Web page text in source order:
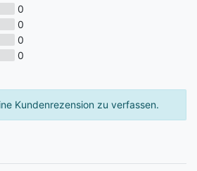
0
0
0
0
Kundenrezension zu verfassen.